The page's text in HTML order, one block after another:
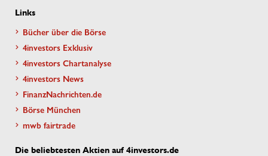
Links
Bücher über die Börse
4investors Exklusiv
4investors Chartanalyse
4investors News
FinanzNachrichten.de
Börse München
mwb fairtrade
Die beliebtesten Aktien auf 4investors.de